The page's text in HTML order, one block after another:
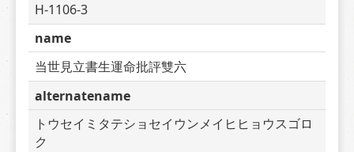
H-1106-3
name
当世見立書生運命批評雙六
alternatename
トウセイミタテショセイウンメイヒヒョウスゴロ
ク